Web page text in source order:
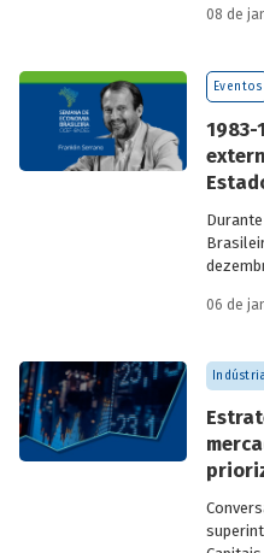
08 de
Eventos
1983-
06 de